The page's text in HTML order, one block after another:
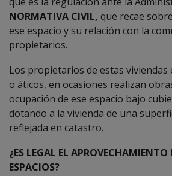
NORMATIVA CIVIL, que recae
ese espacio y su relación con la
propietarios.
Los propietarios de estas
o áticos, en ocasiones realizan
ocupación de ese espacio bajo
dotando a la vivienda de una
reflejada en catastro.
¿ES LEGAL EL APROVECHAMIENTO
ESPACIOS?